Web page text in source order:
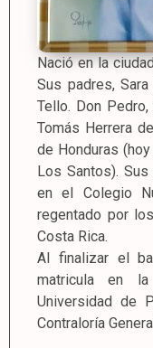
Nació en la
Sus padres,
Tello. Don
Tomás Herrera
de Honduras
Los Santos).
en el Colegio
regentado por
Costa Rica.
Al finalizar el
matricula en
Universidad de
Contraloría